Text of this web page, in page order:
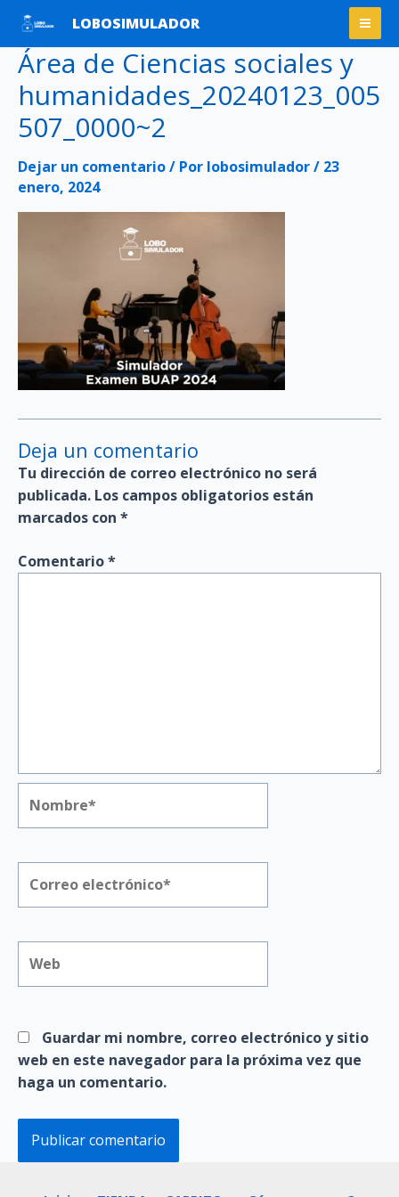
contenido
LOBOSIMULADOR
Área de Ciencias sociales y
humanidades_20240123_005
507_0000~2
Dejar un comentario/ Por lobosimulador/ 23
enero, 2024
Deja un comentario
Tu dirección de correo electrónico no será
publicada. Los campos obligatorios están
marcados con *
Comentario*
electrónico*
Guardar mi nombre, correo electrónico y sitio
web en este navegador para la próxima vez que
haga un comentario.